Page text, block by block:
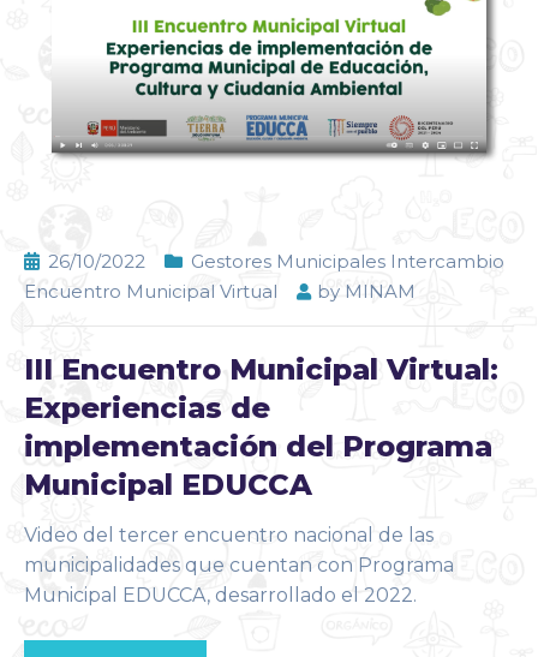
26/10/2022
Gestores Municipales Intercambio
Encuentro Municipal Virtual
by MINAM
III Encuentro Municipal Virtual:
Experiencias de
implementación del Programa
Municipal EDUCCA
Video del tercer encuentro nacional de las
municipalidades que cuentan con Programa
Municipal EDUCCA, desarrollado el 2022.